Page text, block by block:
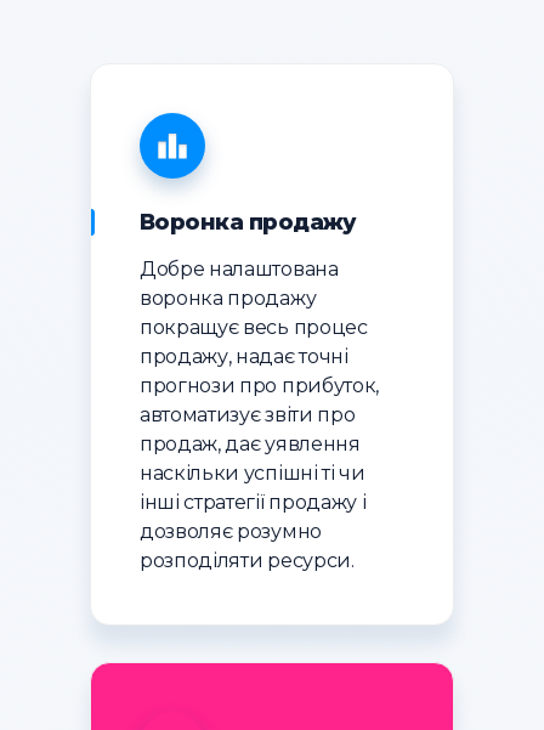
Воронка продажу
Добре налаштована
воронка продажу
покращує весь процес
продажу, надає точні
прогнози про прибуток,
автоматизує звіти про
продаж, дає уявлення
наскільки успішні ті чи
інші стратегії продажу і
дозволяє розумно
розподіляти ресурси.